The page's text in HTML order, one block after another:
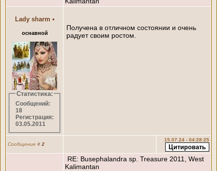
Lady sharm •
оснавной
Статистика:
Сообщений:
18
Регистрация:
03.05.2011
Получена в отличном состоянии и очень
радует своим ростом.
Сообщение # 2
15.07.24 - 04:28:25
RE: Busephalandra sp. Treasure 2011, West
Kalimantan